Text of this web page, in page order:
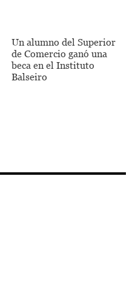
Un alumno del Superior
de Comercio ganó una
beca en el Instituto
Balseiro